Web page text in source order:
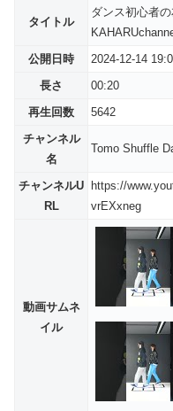
タイトル
ダンス初心者
公開日時
2024-12-14
長さ
00:20
再生回数
5642
チャンネル
名
Tomo Shuffle
チャンネルU
RL
https://
vrEXxneg
動画サムネ
イル